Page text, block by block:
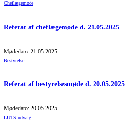
Cheflægemøde
Referat af cheflægemøde d. 21.05.2025
Mødedato: 21.05.2025
Bestyrelse
Referat af bestyrelsesmøde d. 20.05.2025
Mødedato: 20.05.2025
LUTS udvalg